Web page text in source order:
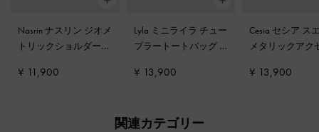
Nasrin ナスリン ジオメ
トリックショルダーバ
¥ 11,900
Lyla ミニライラ チュー
ブラートートバッグ -
¥ 13,900
Cesia セシア ス
メタリックアク
ッグ-シエナブ
¥ 13,900
関連カテゴリー